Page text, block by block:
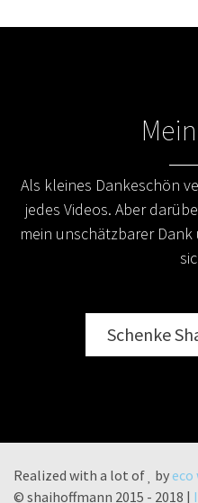
Als kleines Dankeschön
jedes Videos. Aber
mein unschätzbarer
Schenke
Realized with a lot of by eco
© shaihoffmann 2015 - 2018 |